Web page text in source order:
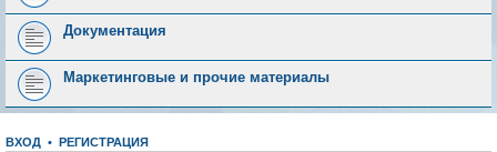
Документация
Маркетинговые и прочие материалы
ВХОД • РЕГИСТРАЦИЯ